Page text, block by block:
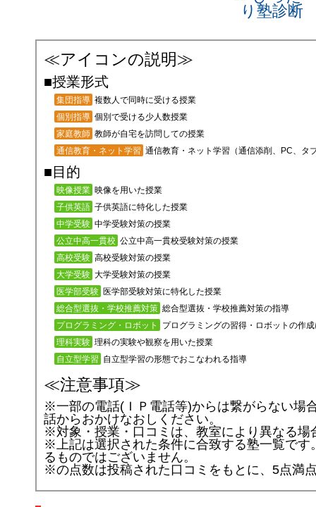
≪アイコンの説明≫
■授業形式
集団指導 複数人で同時に受ける授業
個別指導 個別で受ける少人数授業
家庭教師 教師が自宅を訪問しての授業
通信教育・ネット学習 通信教育・ネット学習（通信添削、PC、タ
■目的
映像授業 映像を用いた授業
子供英語 子供英語に特化した授業
中学受験 中学受験対策の授業
公立中高一貫校 公立中高一貫校受験対策の授業
高校受験 高校受験対策の授業
大学受験 大学受験対策の授業
医学部受験 医学部受験対策に特化した授業
総合型選抜・学校推薦対策 総合型選抜・学校推薦対策の指導
プログラミング・ロボット
プログラミングの習得・ロボットの作
理科実験 理科の実験や観察を用いた授業
自立型学習 自立型学習の形態でおこなわれる指導
≪注意事項≫
※一部の電話(ＩＰ電話等)からは繋がらない場
話からおかけなおしください。
※対象・授業・口コミは、教室により異なる場
※上記は選択された条件に合致する塾一覧です
るものではございません。
※の点数は投稿された口コミをもとに、5点満